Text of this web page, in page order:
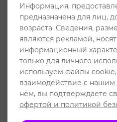
до 2500 затяжек
Информация,
предназначена для лиц,
возраста. Сведения,
являются рекламой,
информационный
только для личного
используем файлы
взаимодействие с нашим
нём, вы подтверждаете
офертой и политикой